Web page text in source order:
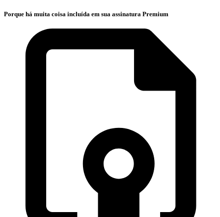
Porque há muita coisa incluída em sua assinatura Premium